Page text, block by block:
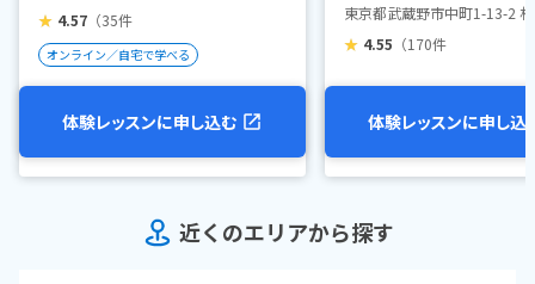
★ 4.57 （35件
オンライン／自宅で学べる
体験レッスンに申し込む
東京都武蔵野市中町1-13-2
★ 4.55 （170件
体験レッスンに申し込
近くのエリアから探す